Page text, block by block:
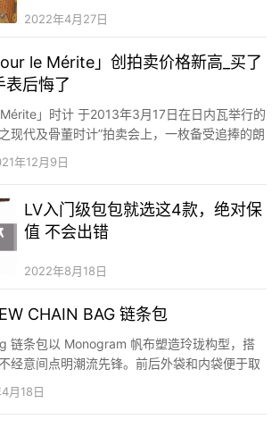
2022年4月27日
le Mérite」创拍卖价格新高_买了
表后悔了
」时计 于2013年3月17日在日内瓦举行的
现代及骨董时计”拍卖会上，一枚备受追捧的朗
色黄金表壳及蓝色表盘组合的Tourbillon
表以275,710欧元易手。这枚迷人的腕表是
年12月9日
LV入门级包包就选这4款，绝对保
值 不会出错
2022年8月18日
CHAIN BAG 链条包
链条包以 Monogram 帆布塑造玲珑构型，搭
经意间点明潮流先锋。前后外袋和内袋便于取
席昼夜场合。 详细特征 24 x 17 x 12 厘米 (长
涂层帆布 光滑牛皮饰边 超细纤维内衬
月18日